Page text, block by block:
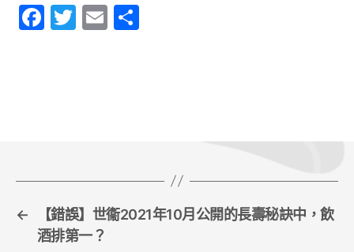
F
T
E
←
【錯誤】世衞2021年10月公開的長壽秘訣中，飲
酒排第一？